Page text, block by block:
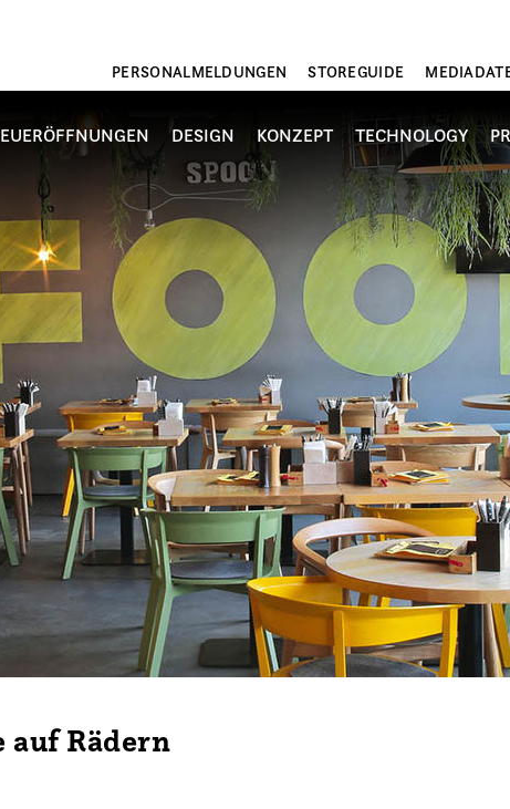
PERSONALMELDUNGEN STOREGUIDE
DESIGN KONZEPT TECHNOLOGY
Rädern